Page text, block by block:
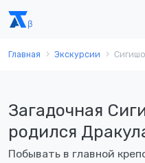
Главная Экскурсии
Загадочная
родился
Побывать в главной